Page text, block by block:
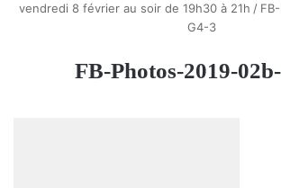
vendredi 8 février au soir de 19h30 à 21h /
G4-3
FB-Photos-2019-